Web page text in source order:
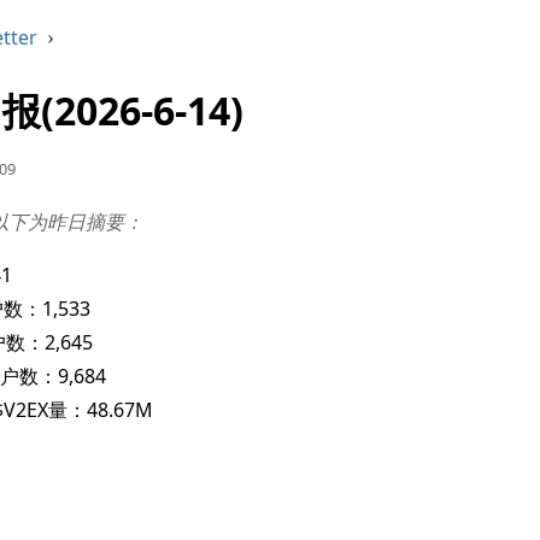
›
(2026-6-14)
为昨日摘要：
：1,533
：2,645
数：9,684
量：48.67M